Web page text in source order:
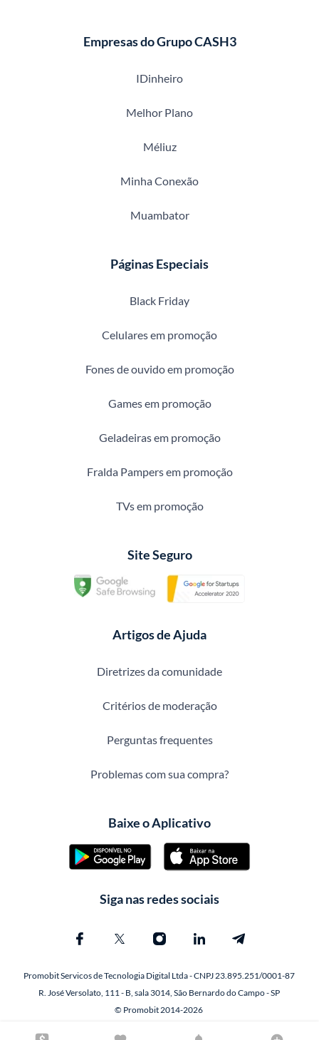
Empresas do Grupo CASH3
IDinheiro
Melhor Plano
Méliuz
Minha Conexão
Muambator
Páginas Especiais
Black Friday
Celulares em promoção
Fones de ouvido em promoção
Games em promoção
Geladeiras em promoção
Fralda Pampers em promoção
TVs em promoção
Site Seguro
Artigos de Ajuda
Diretrizes da comunidade
Critérios de moderação
Perguntas frequentes
Problemas com sua compra?
Baixe o Aplicativo
Siga nas redes sociais
Promobit Servicos de Tecnologia Digital Ltda - CNPJ 23.895.251/0001-87
R. José Versolato, 111 - B, sala 3014, São Bernardo do Campo - SP
© Promobit 2014-2026